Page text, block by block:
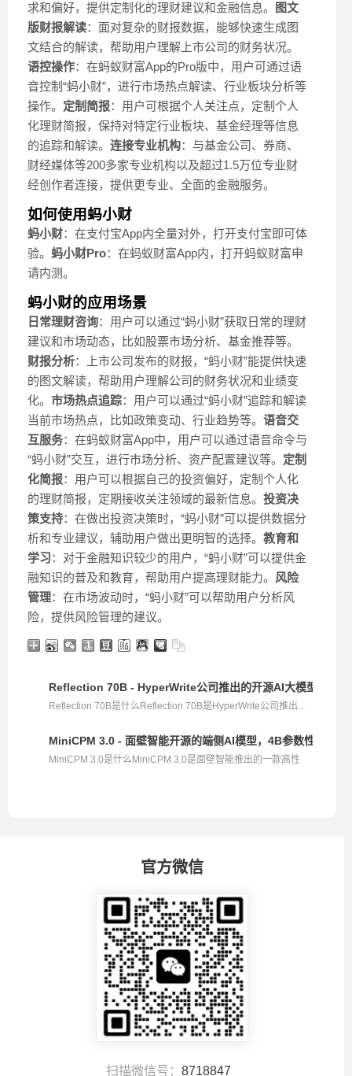
求和偏好，提供定制化的理财建议和金融信息。
图文
版财报解读：面对复杂的财报数据，能够快速生成图
文结合的解读，帮助用户理解上市公司的财务状况。
语控操作：在蚂蚁财富App的Pro版中，用户可通过语
音控制“蚂小财”，进行市场热点解读、行业板块分析等
操作。 定制简报：用户可根据个人关注点，定制个人
化理财简报，保持对特定行业板块、基金经理等信息
的追踪和解读。 连接专业机构：与基金公司、券商、
财经媒体等200多家专业机构以及超过1.5万位专业财
经创作者连接，提供更专业、全面的金融服务。
如何使用蚂小财
蚂小财：在支付宝App内全量对外，打开支付宝即可体
验。 蚂小财Pro：在蚂蚁财富App内，打开蚂蚁财富申
请内测。
蚂小财的应用场景
日常理财咨询：用户可以通过“蚂小财”获取日常的理财
建议和市场动态，比如股票市场分析、基金推荐等。
财报分析：上市公司发布的财报，“蚂小财”能提供快速
的图文解读，帮助用户理解公司的财务状况和业绩变
化。 市场热点追踪：用户可以通过“蚂小财”追踪和解读
当前市场热点，比如政策变动、行业趋势等。 语音交
互服务：在蚂蚁财富App中，用户可以通过语音命令与
“蚂小财”交互，进行市场分析、资产配置建议等。 定制
化简报：用户可以根据自己的投资偏好，定制个人化
的理财简报，定期接收关注领域的最新信息。 投资决
策支持：在做出投资决策时，“蚂小财”可以提供数据分
析和专业建议，辅助用户做出更明智的选择。 教育和
学习：对于金融知识较少的用户，“蚂小财”可以提供金
融知识的普及和教育，帮助用户提高理财能力。 风险
管理：在市场波动时，“蚂小财”可以帮助用户分析风
险，提供风险管理的建议。
Reflection 70B - HyperWrite公司推出的开源AI大模型
Reflection 70B是什么Reflection 70B是HyperWrite公司推出...
MiniCPM 3.0 - 面壁智能开源的端侧AI模型，4B参数性能超越
MiniCPM 3.0是什么MiniCPM 3.0是面壁智能推出的一款高性
官方微信
扫描微信号： 8718847